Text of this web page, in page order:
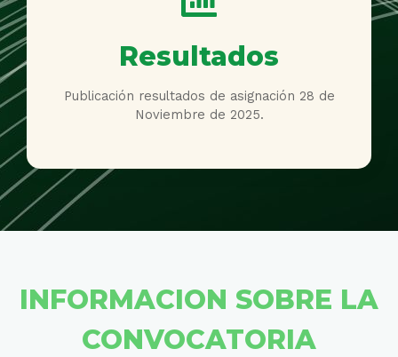
Resultados
Publicación resultados de asignación 28 de
Noviembre de 2025.
INFORMACION SOBRE LA
CONVOCATORIA